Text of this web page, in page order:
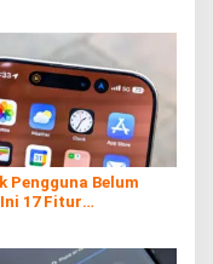
Pengguna Belum
17 Fitur